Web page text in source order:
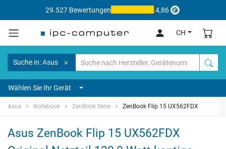
29.527 Bewertungen 4,86
CH
Suche in: Asus
Wählen Sie Ihr Gerät
Asus Notebook ZenBook Serie ZenBook Flip 15 UX562FDX
Asus ZenBook Flip 15 UX562FDX